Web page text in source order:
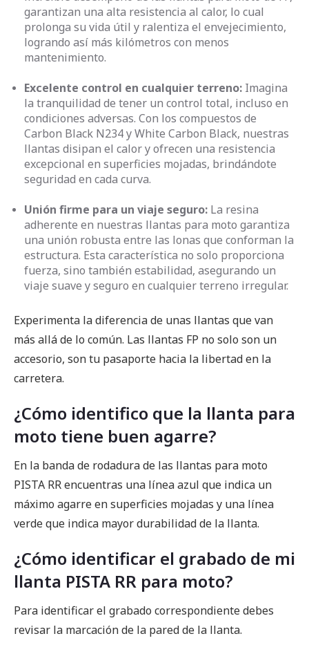
garantizan una alta resistencia al calor, lo cual
prolonga su vida útil y ralentiza el envejecimiento,
logrando así más kilómetros con menos
mantenimiento.
Excelente control en cualquier terreno: Imagina
la tranquilidad de tener un control total, incluso en
condiciones adversas. Con los compuestos de
Carbon Black N234 y White Carbon Black, nuestras
llantas disipan el calor y ofrecen una resistencia
excepcional en superficies mojadas, brindándote
seguridad en cada curva.
Unión firme para un viaje seguro: La resina
adherente en nuestras llantas para moto garantiza
una unión robusta entre las lonas que conforman la
estructura. Esta característica no solo proporciona
fuerza, sino también estabilidad, asegurando un
viaje suave y seguro en cualquier terreno irregular.
Experimenta la diferencia de unas llantas que van
más allá de lo común. Las llantas FP no solo son un
accesorio, son tu pasaporte hacia la libertad en la
carretera.
¿Cómo identifico que la llanta para
moto tiene buen agarre?
En la banda de rodadura de las llantas para moto
PISTA RR encuentras una línea azul que indica un
máximo agarre en superficies mojadas y una línea
verde que indica mayor durabilidad de la llanta.
¿Cómo identificar el grabado de mi
llanta PISTA RR para moto?
Para identificar el grabado correspondiente debes
revisar la marcación de la pared de la llanta.